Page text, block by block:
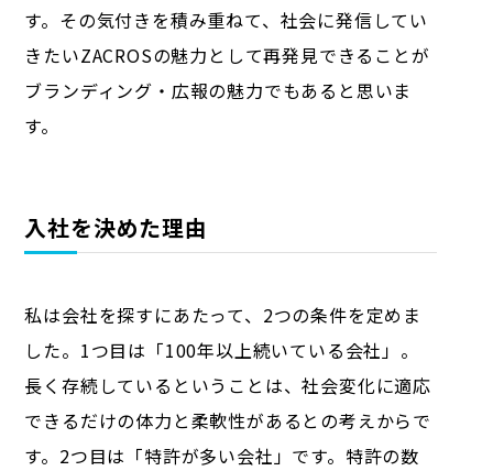
す。その気付きを積み重ねて、社会に発信してい
きたいZACROSの魅力として再発見できることが
ブランディング・広報の魅力でもあると思いま
す。
入社を決めた理由
私は会社を探すにあたって、2つの条件を定めま
した。1つ目は「100年以上続いている会社」。
長く存続しているということは、社会変化に適応
できるだけの体力と柔軟性があるとの考えからで
す。2つ目は「特許が多い会社」です。特許の数